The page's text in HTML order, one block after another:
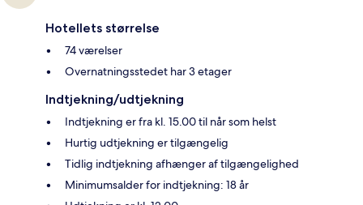
Hotellets størrelse
74 værelser
Overnatningsstedet har 3 etager
Indtjekning/udtjekning
Indtjekning er fra kl. 15.00 til når som helst
Hurtig udtjekning er tilgængelig
Tidlig indtjekning afhænger af tilgængelighed
Minimumsalder for indtjekning: 18 år